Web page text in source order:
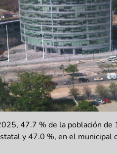
47.7 % de la población de
y 47.0 %, en el municipal